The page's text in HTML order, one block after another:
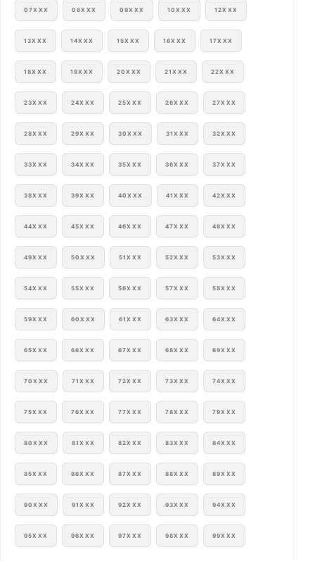
07XXX 08XXX 09XXX 10XXX 12XXX
13XXX 14XXX 15XXX 16XXX 17XXX
18XXX 19XXX 20XXX 21XXX 22XXX
23XXX 24XXX 25XXX 26XXX 27XXX
28XXX 29XXX 30XXX 31XXX 32XXX
33XXX 34XXX 35XXX 36XXX 37XXX
38XXX 39XXX 40XXX 41XXX 42XXX
44XXX 45XXX 46XXX 47XXX 48XXX
49XXX 50XXX 51XXX 52XXX 53XXX
54XXX 55XXX 56XXX 57XXX 58XXX
59XXX 60XXX 61XXX 63XXX 64XXX
65XXX 66XXX 67XXX 68XXX 69XXX
70XXX 71XXX 72XXX 73XXX 74XXX
75XXX 76XXX 77XXX 78XXX 79XXX
80XXX 81XXX 82XXX 83XXX 84XXX
85XXX 86XXX 87XXX 88XXX 89XXX
90XXX 91XXX 92XXX 93XXX 94XXX
95XXX 96XXX 97XXX 98XXX 99XXX